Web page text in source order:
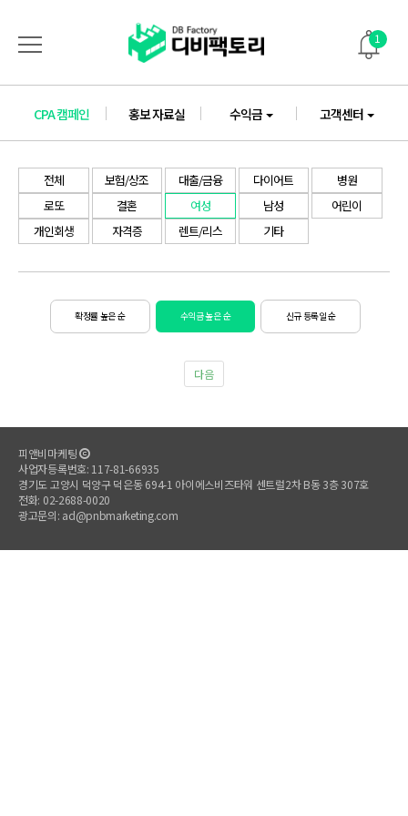
1
CPA 캠페인 홍보 자료실 수익금 고객센터
전체 보험/상조 대출/금융 다이어트
병원
로또
결혼 여성 남성
어린이
개인회생
자격증 렌트/리스 기타
확정률 높은 순 수익금 높은 순 신규 등록일 순
다음
피앤비마케팅
사업자등록번호: 117-81-66935
경기도 고양시 덕양구 덕은동 694-1 아이에스비즈타워 센트럴2차 B동 3층 307호
전화: 02-2688-0020
광고문의: ad@pnbmarketing.com